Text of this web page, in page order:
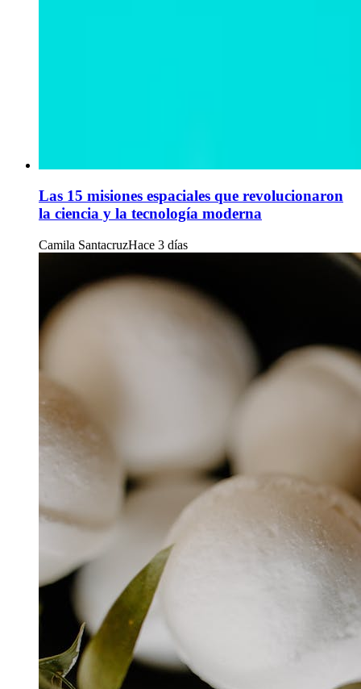
Las 15 misiones espaciales que revolucionaron
la ciencia y la tecnología moderna
Camila SantacruzHace 3 días